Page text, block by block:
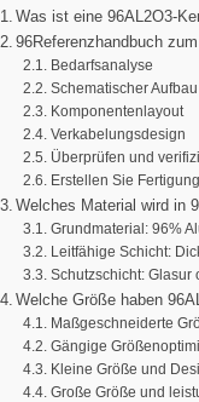
Was ist eine 96AL2O3-
96Referenzhandbuch
Bedarfsanalyse
Schematischer Aufbau
Komponentenlayout
Verkabelungsdesign
Überprüfen und
Erstellen Sie
Welches Material wird in
Grundmaterial: 96%
Leitfähige Schicht:
Schutzschicht: Glasur
Welche Größe haben
Maßgeschneiderte
Gängige
Kleine Größe und
Große Größe und